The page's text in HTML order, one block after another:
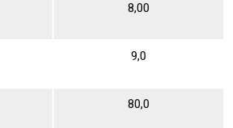
8,00
9,0
80,0